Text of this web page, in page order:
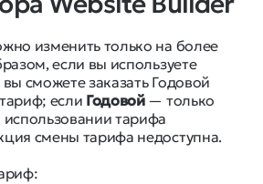
изменить только на более
если вы используете
сможете заказать Годовой
если Годовой— только
тарифа
смены тарифа недоступна.